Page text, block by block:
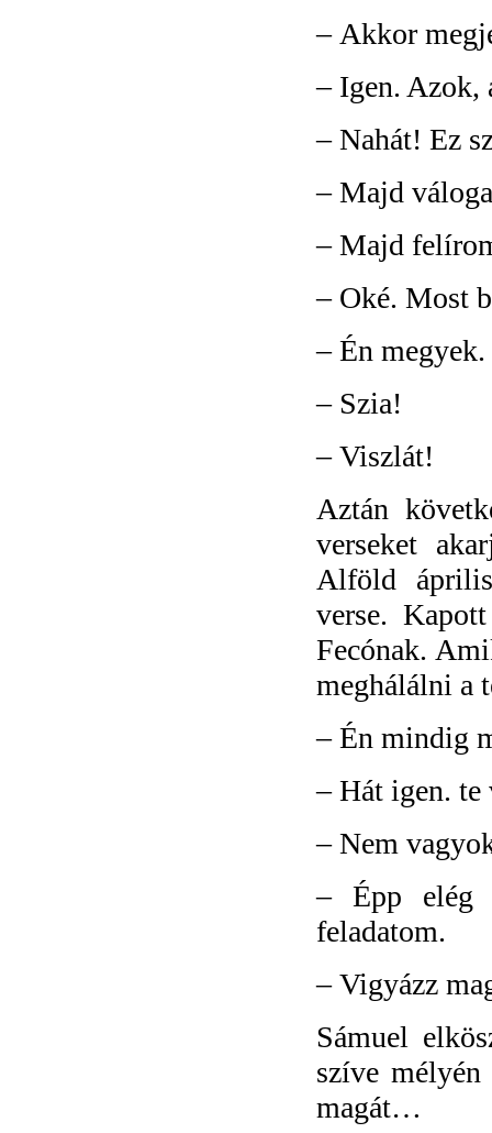
–Akkor
– Igen. Azok,
–Nahát! Ez
–Majd
–Majd
– Oké. Most
–Én megyek.
– Szia!
–Viszlát!
Aztán
verseket
Alföld
verse.
Fecónak.
meghálálni a
–Én mindig
–Hát igen. te
–Nem
– Épp elég
feladatom.
–Vigyázz
Sámuel
szíve
magát…